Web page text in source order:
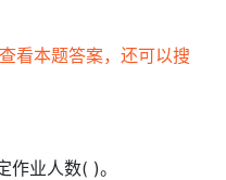
看本题答案，还可以搜
作业人数( )。